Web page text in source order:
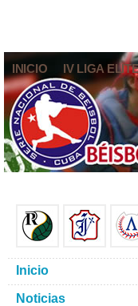
INICIO IV LIGA
Inicio
Noticias